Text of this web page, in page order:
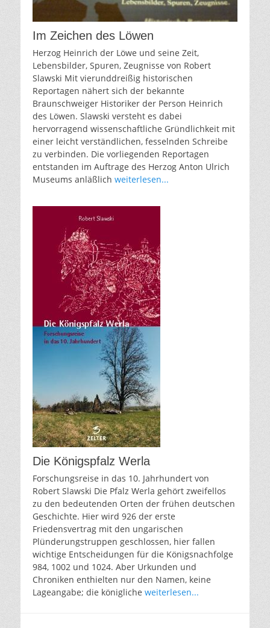
Im Zeichen des Löwen
Herzog Heinrich der Löwe und seine Zeit,
Lebensbilder, Spuren, Zeugnisse von Robert
Slawski Mit vierunddreißig historischen
Reportagen nähert sich der bekannte
Braunschweiger Historiker der Person Heinrich
des Löwen. Slawski versteht es dabei
hervorragend wissenschaftliche Gründlichkeit mit
einer leicht verständlichen, fesselnden Schreibe
zu verbinden. Die vorliegenden Reportagen
entstanden im Auftrage des Herzog Anton Ulrich
Museums anläßlich weiterlesen...
Die Königspfalz Werla
Forschungsreise in das 10. Jahrhundert von
Robert Slawski Die Pfalz Werla gehört zweifellos
zu den bedeutenden Orten der frühen deutschen
Geschichte. Hier wird 926 der erste
Friedensvertrag mit den ungarischen
Plünderungstruppen geschlossen, hier fallen
wichtige Entscheidungen für die Königsnachfolge
984, 1002 und 1024. Aber Urkunden und
Chroniken enthielten nur den Namen, keine
Lageangabe; die königliche weiterlesen...